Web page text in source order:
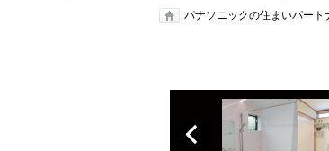
パナソニックの住まいパート